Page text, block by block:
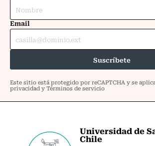
Universidad de
Chile